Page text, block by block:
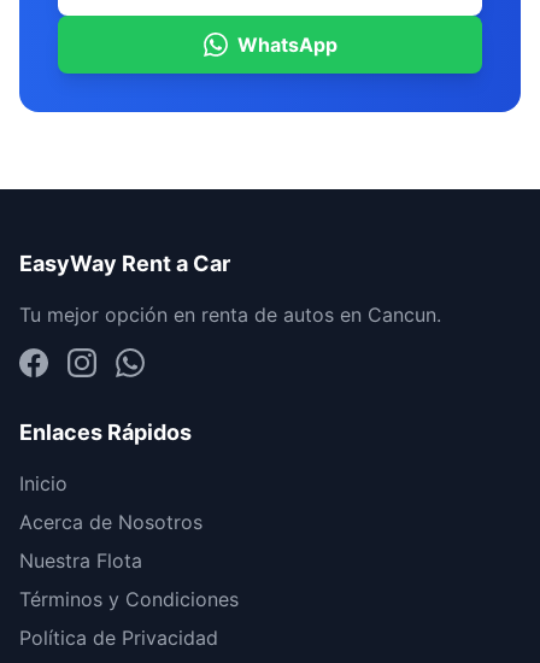
WhatsApp
EasyWay Rent a Car
Tu mejor opción en renta de autos en Cancun.
Enlaces Rápidos
Inicio
Acerca de Nosotros
Nuestra Flota
Términos y Condiciones
Política de Privacidad